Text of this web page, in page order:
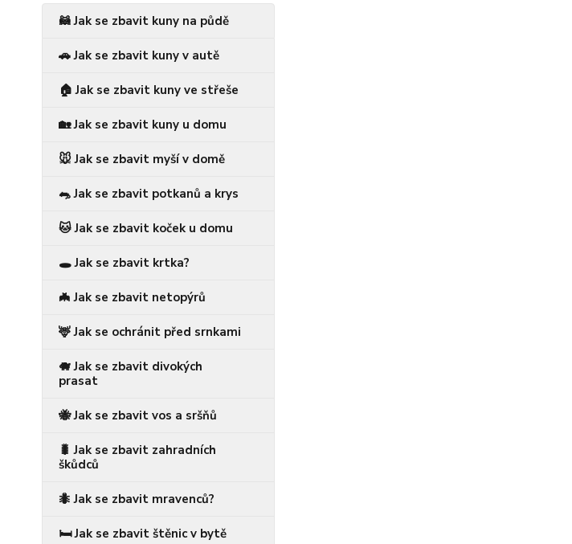
🦝 Jak se zbavit kuny na půdě
🚗 Jak se zbavit kuny v autě
🏠 Jak se zbavit kuny ve střeše
🏡 Jak se zbavit kuny u domu
🐭 Jak se zbavit myší v domě
🐀 Jak se zbavit potkanů a krys
🐱 Jak se zbavit koček u domu
🕳️ Jak se zbavit krtka?
🦇 Jak se zbavit netopýrů
🦌 Jak se ochránit před srnkami
🐗 Jak se zbavit divokých
prasat
🐝 Jak se zbavit vos a sršňů
🐛 Jak se zbavit zahradních
škůdců
🐜 Jak se zbavit mravenců?
🛏️ Jak se zbavit štěnic v bytě